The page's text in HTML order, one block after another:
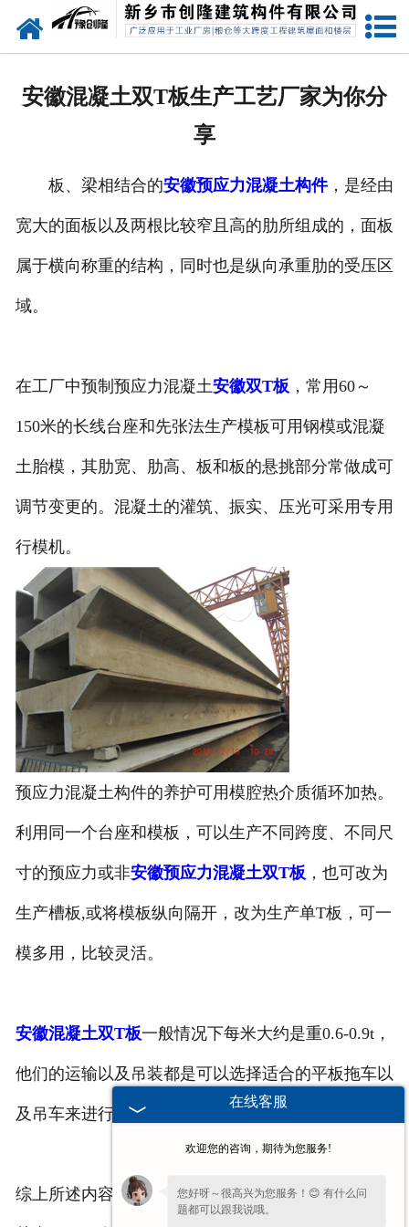
网站首页
资质荣誉
安徽混凝土双T板生产工艺厂家为你分
享
板、梁相结合的安徽预应力混凝土构件，是经由
宽大的面板以及两根比较窄且高的肋所组成的，面板
属于横向称重的结构，同时也是纵向承重肋的受压区
域。
在工厂中预制预应力混凝土安徽双T板，常用60～
150米的长线台座和先张法生产模板可用钢模或混凝
土胎模，其肋宽、肋高、板和板的悬挑部分常做成可
调节变更的。混凝土的灌筑、振实、压光可采用专用
行模机。
预应力混凝土构件的养护可用模腔热介质循环加热。
利用同一个台座和模板，可以生产不同跨度、不同尺
寸的预应力或非安徽预应力混凝土双T板，也可改为
生产槽板,或将模板纵向隔开，改为生产单T板，可一
模多用，比较灵活。
安徽混凝土双T板一般情况下每米大约是重0.6-0.9t，
他们的运输以及吊装都是可以选择适合的平板拖车以
及吊车来进行运输。
综上所述内容是混凝土双T板生产厂家为你分享的相
在线客服
欢迎您的咨询，期待为您服务!
您好呀～很高兴为您服务！😊 有什么问
题都可以跟我说哦。